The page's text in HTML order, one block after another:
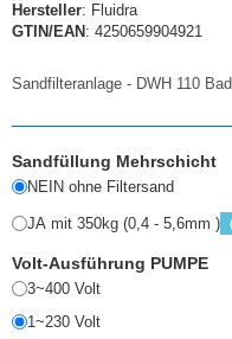
Hersteller: Fluidra
GTIN/EAN : 4250659904921
Sandfilteranlage - DWH 110
Sandfüllung Mehrschicht
NEIN ohne Filtersand
JA mit 350kg (0,4 - 5,6mm )
Volt-Ausführung PUMPE
3~400 Volt
1~230 Volt